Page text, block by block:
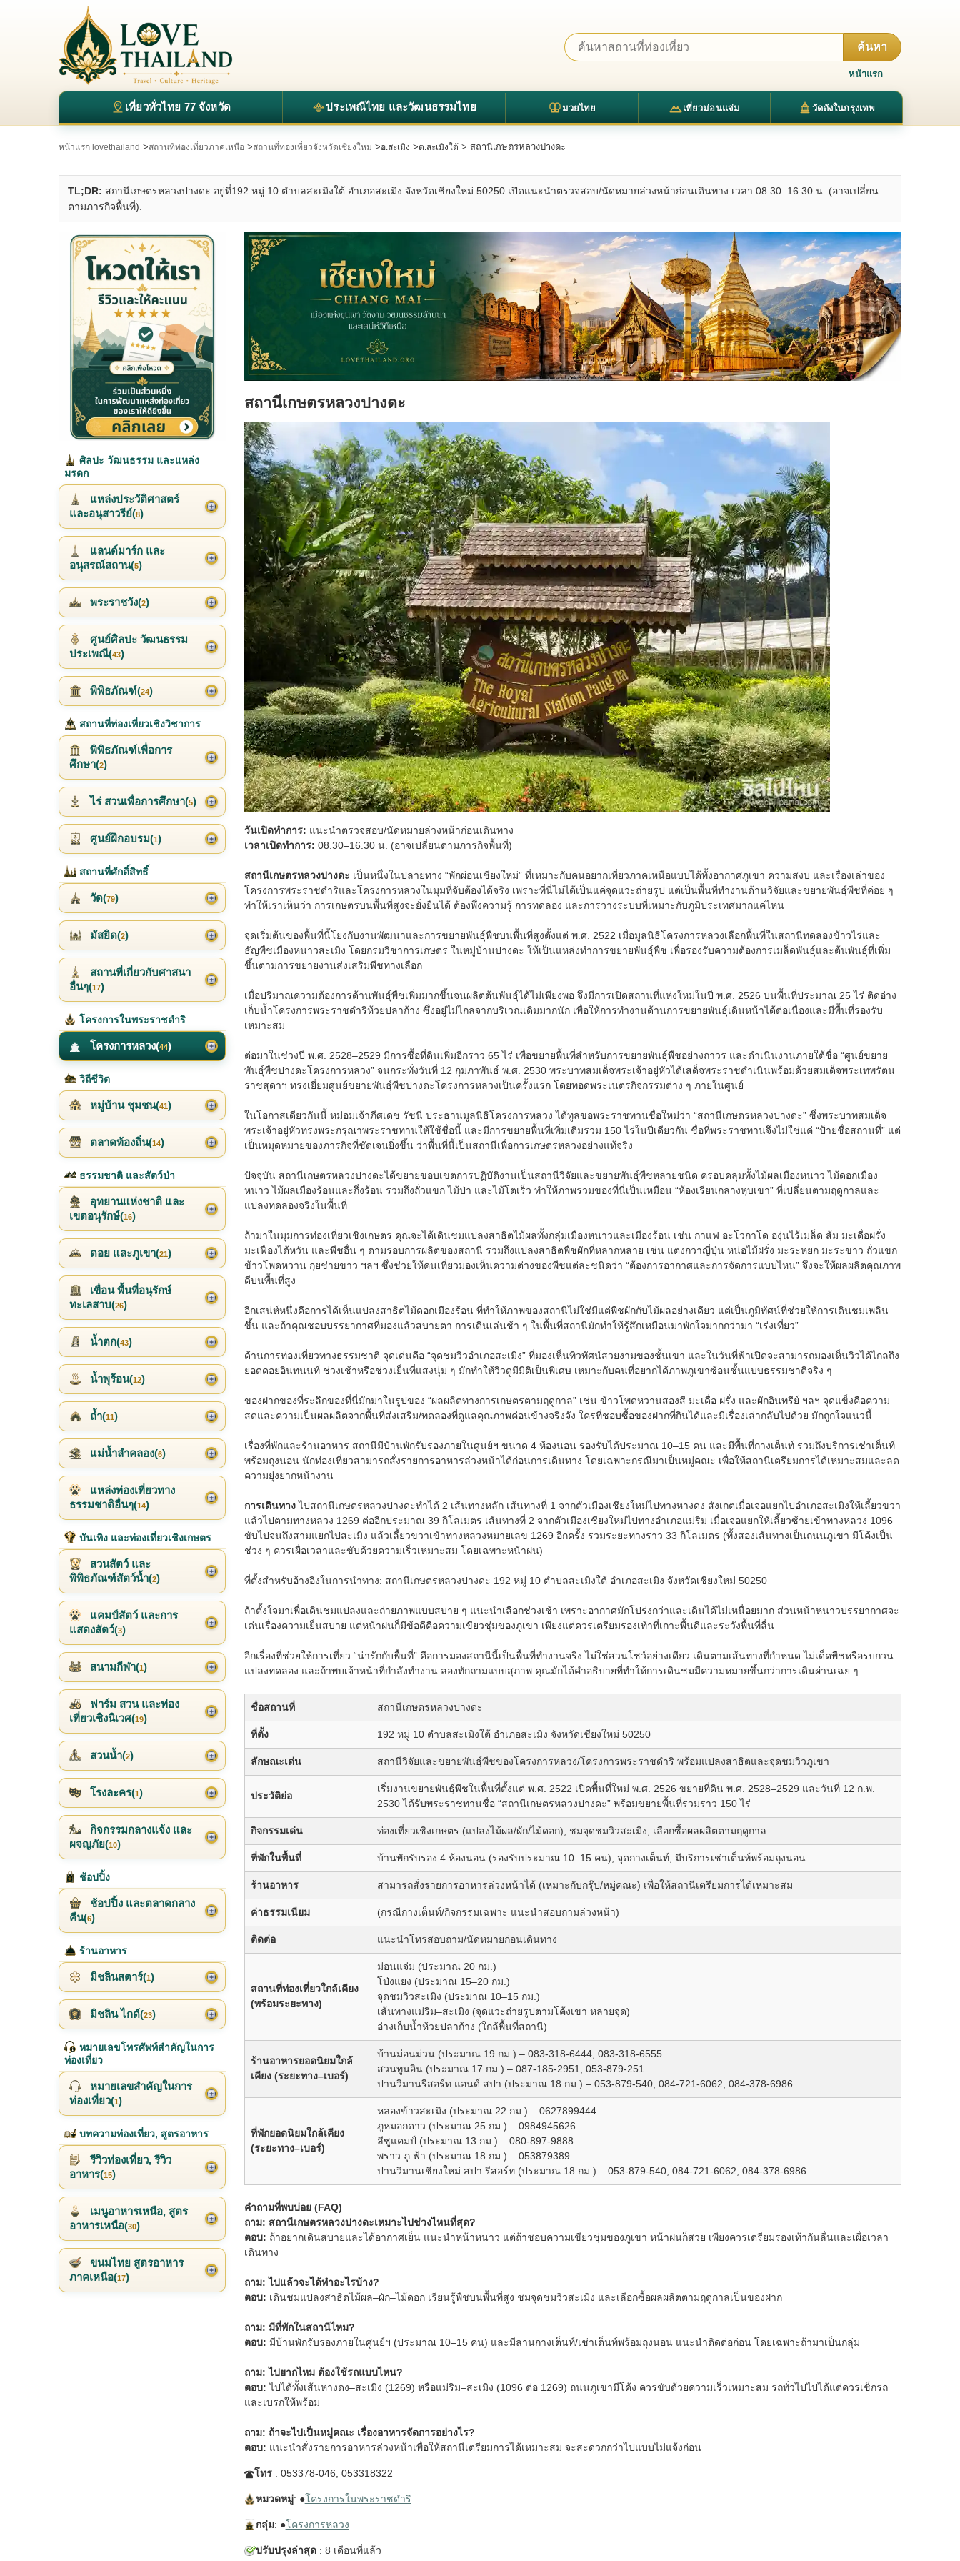
ค้นหา
หน้าแรก
เที่ยวทั่วไทย 77 จังหวัด ประเพณีไทย และวัฒนธรรมไทย มวยไทย เที่ยวม่อนแจ่ม วัดดังในกรุงเทพ
หน้าแรก lovethailand >สถานที่ท่องเที่ยวภาคเหนือ >สถานที่ท่องเที่ยวจังหวัดเชียงใหม่ >อ.สะเมิง >ต.สะเมิงใต้ > สถานีเกษตรหลวงปางดะ
TL;DR: สถานีเกษตรหลวงปางดะ อยู่ที่192 หมู่ 10 ตำบลสะเมิงใต้ อำเภอสะเมิง จังหวัดเชียงใหม่ 50250 เปิดแนะนำตรวจสอบ/นัดหมายล่วงหน้าก่อนเดินทาง เวลา 08.30–16.30 น. (อาจเปลี่ยน
ตามภารกิจพื้นที่).
สถานีเกษตรหลวงปางดะ
วันเปิดทำการ: แนะนำตรวจสอบ/นัดหมายล่วงหน้าก่อนเดินทาง
เวลาเปิดทำการ: 08.30–16.30 น. (อาจเปลี่ยนตามภารกิจพื้นที่)
สถานีเกษตรหลวงปางดะ เป็นหนึ่งในปลายทาง “พักผ่อนเชียงใหม่” ที่เหมาะกับคนอยากเที่ยวภาคเหนือแบบได้ทั้งอากาศภูเขา ความสงบ และเรื่องเล่าของ
โครงการพระราชดำริและโครงการหลวงในมุมที่จับต้องได้จริง เพราะที่นี่ไม่ได้เป็นแค่จุดแวะถ่ายรูป แต่เป็นพื้นที่ทำงานด้านวิจัยและขยายพันธุ์พืชที่ค่อย ๆ
ทำให้เราเห็นว่า การเกษตรบนพื้นที่สูงจะยั่งยืนได้ ต้องพึ่งความรู้ การทดลอง และการวางระบบที่เหมาะกับภูมิประเทศมากแค่ไหน
จุดเริ่มต้นของพื้นที่นี้โยงกับงานพัฒนาและการขยายพันธุ์พืชบนพื้นที่สูงตั้งแต่ พ.ศ. 2522 เมื่อมูลนิธิโครงการหลวงเลือกพื้นที่ในสถานีทดลองข้าวไร่และ
ธัญพืชเมืองหนาวสะเมิง โดยกรมวิชาการเกษตร ในหมู่บ้านปางดะ ให้เป็นแหล่งทำการขยายพันธุ์พืช เพื่อรองรับความต้องการเมล็ดพันธุ์และต้นพันธุ์ที่เพิ่ม
ขึ้นตามการขยายงานส่งเสริมพืชทางเลือก
เมื่อปริมาณความต้องการด้านพันธุ์พืชเพิ่มมากขึ้นจนผลิตต้นพันธุ์ได้ไม่เพียงพอ จึงมีการเปิดสถานที่แห่งใหม่ในปี พ.ศ. 2526 บนพื้นที่ประมาณ 25 ไร่ ติดอ่าง
เก็บน้ำโครงการพระราชดำริห้วยปลาก้าง ซึ่งอยู่ไม่ไกลจากบริเวณเดิมมากนัก เพื่อให้การทำงานด้านการขยายพันธุ์เดินหน้าได้ต่อเนื่องและมีพื้นที่รองรับ
เหมาะสม
ต่อมาในช่วงปี พ.ศ. 2528–2529 มีการซื้อที่ดินเพิ่มอีกราว 65 ไร่ เพื่อขยายพื้นที่สำหรับการขยายพันธุ์พืชอย่างถาวร และดำเนินงานภายใต้ชื่อ “ศูนย์ขยาย
พันธุ์พืชปางดะโครงการหลวง” จนกระทั่งวันที่ 12 กุมภาพันธ์ พ.ศ. 2530 พระบาทสมเด็จพระเจ้าอยู่หัวได้เสด็จพระราชดำเนินพร้อมด้วยสมเด็จพระเทพรัตน
ราชสุดาฯ ทรงเยี่ยมศูนย์ขยายพันธุ์พืชปางดะโครงการหลวงเป็นครั้งแรก โดยทอดพระเนตรกิจกรรมต่าง ๆ ภายในศูนย์
ในโอกาสเดียวกันนี้ หม่อมเจ้าภีศเดช รัชนี ประธานมูลนิธิโครงการหลวง ได้ทูลขอพระราชทานชื่อใหม่ว่า “สถานีเกษตรหลวงปางดะ” ซึ่งพระบาทสมเด็จ
พระเจ้าอยู่หัวทรงพระกรุณาพระราชทานให้ใช้ชื่อนี้ และมีการขยายพื้นที่เพิ่มเติมรวม 150 ไร่ในปีเดียวกัน ชื่อที่พระราชทานจึงไม่ใช่แค่ “ป้ายชื่อสถานที่” แต่
เป็นหมุดหมายของภารกิจที่ชัดเจนยิ่งขึ้น ว่าพื้นที่นี้เป็นสถานีเพื่อการเกษตรหลวงอย่างแท้จริง
ปัจจุบัน สถานีเกษตรหลวงปางดะได้ขยายขอบเขตการปฏิบัติงานเป็นสถานีวิจัยและขยายพันธุ์พืชหลายชนิด ครอบคลุมทั้งไม้ผลเมืองหนาว ไม้ดอกเมือง
หนาว ไม้ผลเมืองร้อนและกึ่งร้อน รวมถึงถั่วแขก ไม้ป่า และไม้โตเร็ว ทำให้ภาพรวมของที่นี่เป็นเหมือน “ห้องเรียนกลางหุบเขา” ที่เปลี่ยนตามฤดูกาลและ
แปลงทดลองจริงในพื้นที่
ถ้ามาในมุมการท่องเที่ยวเชิงเกษตร คุณจะได้เดินชมแปลงสาธิตไม้ผลทั้งกลุ่มเมืองหนาวและเมืองร้อน เช่น กาแฟ อะโวกาโด องุ่นไร้เมล็ด ส้ม มะเดื่อฝรั่ง
มะเฟืองไต้หวัน และพืชอื่น ๆ ตามรอบการผลิตของสถานี รวมถึงแปลงสาธิตพืชผักที่หลากหลาย เช่น แตงกวาญี่ปุ่น หน่อไม้ฝรั่ง มะระหยก มะระขาว ถั่วแขก
ข้าวโพดหวาน กุยช่ายขาว ฯลฯ ซึ่งช่วยให้คนเที่ยวมองเห็นความต่างของพืชแต่ละชนิดว่า “ต้องการอากาศและการจัดการแบบไหน” จึงจะให้ผลผลิตคุณภาพ
ดีบนพื้นที่สูง
อีกเสน่ห์หนึ่งคือการได้เห็นแปลงสาธิตไม้ดอกเมืองร้อน ที่ทำให้ภาพของสถานีไม่ใช่มีแต่พืชผักกับไม้ผลอย่างเดียว แต่เป็นภูมิทัศน์ที่ช่วยให้การเดินชมเพลิน
ขึ้น และถ้าคุณชอบบรรยากาศที่มองแล้วสบายตา การเดินเล่นช้า ๆ ในพื้นที่สถานีมักทำให้รู้สึกเหมือนมาพักใจมากกว่ามา “เร่งเที่ยว”
ด้านการท่องเที่ยวทางธรรมชาติ จุดเด่นคือ “จุดชมวิวอำเภอสะเมิง” ที่มองเห็นทิวทัศน์สวยงามของชั้นเขา และในวันที่ฟ้าเปิดจะสามารถมองเห็นวิวได้ไกลถึง
ยอดดอยอินทนนท์ ช่วงเช้าหรือช่วงเย็นที่แสงนุ่ม ๆ มักทำให้วิวดูมีมิติเป็นพิเศษ เหมาะกับคนที่อยากได้ภาพภูเขาซ้อนชั้นแบบธรรมชาติจริง ๆ
ของฝากของที่ระลึกของที่นี่มักมาในรูปของ “ผลผลิตทางการเกษตรตามฤดูกาล” เช่น ข้าวโพดหวานสองสี มะเดื่อ ฝรั่ง และผักอินทรีย์ ฯลฯ จุดแข็งคือความ
สดและความเป็นผลผลิตจากพื้นที่ส่งเสริม/ทดลองที่ดูแลคุณภาพค่อนข้างจริงจัง ใครที่ชอบซื้อของฝากที่กินได้และมีเรื่องเล่ากลับไปด้วย มักถูกใจแนวนี้
เรื่องที่พักและร้านอาหาร สถานีมีบ้านพักรับรองภายในศูนย์ฯ ขนาด 4 ห้องนอน รองรับได้ประมาณ 10–15 คน และมีพื้นที่กางเต็นท์ รวมถึงบริการเช่าเต็นท์
พร้อมถุงนอน นักท่องเที่ยวสามารถสั่งรายการอาหารล่วงหน้าได้ก่อนการเดินทาง โดยเฉพาะกรณีมาเป็นหมู่คณะ เพื่อให้สถานีเตรียมการได้เหมาะสมและลด
ความยุ่งยากหน้างาน
การเดินทางไปสถานีเกษตรหลวงปางดะทำได้ 2 เส้นทางหลัก เส้นทางที่ 1 จากตัวเมืองเชียงใหม่ไปทางหางดง สังเกตเมื่อเจอแยกไปอำเภอสะเมิงให้เลี้ยวขวา
แล้วไปตามทางหลวง 1269 ต่ออีกประมาณ 39 กิโลเมตร เส้นทางที่ 2 จากตัวเมืองเชียงใหม่ไปทางอำเภอแม่ริม เมื่อเจอแยกให้เลี้ยวซ้ายเข้าทางหลวง 1096
ขับไปจนถึงสามแยกไปสะเมิง แล้วเลี้ยวขวาเข้าทางหลวงหมายเลข 1269 อีกครั้ง รวมระยะทางราว 33 กิโลเมตร (ทั้งสองเส้นทางเป็นถนนภูเขา มีโค้งเป็น
ช่วง ๆ ควรเผื่อเวลาและขับด้วยความเร็วเหมาะสม โดยเฉพาะหน้าฝน)
ที่ตั้งสำหรับอ้างอิงในการนำทาง: สถานีเกษตรหลวงปางดะ 192 หมู่ 10 ตำบลสะเมิงใต้ อำเภอสะเมิง จังหวัดเชียงใหม่ 50250
ถ้าตั้งใจมาเพื่อเดินชมแปลงและถ่ายภาพแบบสบาย ๆ แนะนำเลือกช่วงเช้า เพราะอากาศมักโปร่งกว่าและเดินได้ไม่เหนื่อยมาก ส่วนหน้าหนาวบรรยากาศจะ
เด่นเรื่องความเย็นสบาย แต่หน้าฝนก็มีข้อดีคือความเขียวชุ่มของภูเขา เพียงแต่ควรเตรียมรองเท้าที่เกาะพื้นดีและระวังพื้นที่ลื่น
อีกเรื่องที่ช่วยให้การเที่ยว “น่ารักกับพื้นที่” คือการมองสถานีนี้เป็นพื้นที่ทำงานจริง ไม่ใช่สวนโชว์อย่างเดียว เดินตามเส้นทางที่กำหนด ไม่เด็ดพืชหรือรบกวน
แปลงทดลอง และถ้าพบเจ้าหน้าที่กำลังทำงาน ลองทักถามแบบสุภาพ คุณมักได้คำอธิบายที่ทำให้การเดินชมมีความหมายขึ้นกว่าการเดินผ่านเฉย ๆ
ชื่อสถานที่ สถานีเกษตรหลวงปางดะ
ที่ตั้ง 192 หมู่ 10 ตำบลสะเมิงใต้ อำเภอสะเมิง จังหวัดเชียงใหม่ 50250
ลักษณะเด่น สถานีวิจัยและขยายพันธุ์พืชของโครงการหลวง/โครงการพระราชดำริ พร้อมแปลงสาธิตและจุดชมวิวภูเขา
ประวัติย่อ
เริ่มงานขยายพันธุ์พืชในพื้นที่ตั้งแต่ พ.ศ. 2522 เปิดพื้นที่ใหม่ พ.ศ. 2526 ขยายที่ดิน พ.ศ. 2528–2529 และวันที่ 12 ก.พ.
2530 ได้รับพระราชทานชื่อ “สถานีเกษตรหลวงปางดะ” พร้อมขยายพื้นที่รวมราว 150 ไร่
กิจกรรมเด่น ท่องเที่ยวเชิงเกษตร (แปลงไม้ผล/ผัก/ไม้ดอก), ชมจุดชมวิวสะเมิง, เลือกซื้อผลผลิตตามฤดูกาล
ที่พักในพื้นที่ บ้านพักรับรอง 4 ห้องนอน (รองรับประมาณ 10–15 คน), จุดกางเต็นท์, มีบริการเช่าเต็นท์พร้อมถุงนอน
ร้านอาหาร สามารถสั่งรายการอาหารล่วงหน้าได้ (เหมาะกับกรุ๊ป/หมู่คณะ) เพื่อให้สถานีเตรียมการได้เหมาะสม
ค่าธรรมเนียม (กรณีกางเต็นท์/กิจกรรมเฉพาะ แนะนำสอบถามล่วงหน้า)
ติดต่อ แนะนำโทรสอบถาม/นัดหมายก่อนเดินทาง
สถานที่ท่องเที่ยวใกล้เคียง
(พร้อมระยะทาง)
ม่อนแจ่ม (ประมาณ 20 กม.)
โป่งแยง (ประมาณ 15–20 กม.)
จุดชมวิวสะเมิง (ประมาณ 10–15 กม.)
เส้นทางแม่ริม–สะเมิง (จุดแวะถ่ายรูปตามโค้งเขา หลายจุด)
อ่างเก็บน้ำห้วยปลาก้าง (ใกล้พื้นที่สถานี)
ร้านอาหารยอดนิยมใกล้
เคียง (ระยะทาง–เบอร์)
บ้านม่อนม่วน (ประมาณ 19 กม.) – 083-318-6444, 083-318-6555
สวนทูนอิน (ประมาณ 17 กม.) – 087-185-2951, 053-879-251
ปานวิมานรีสอร์ท แอนด์ สปา (ประมาณ 18 กม.) – 053-879-540, 084-721-6062, 084-378-6986
ที่พักยอดนิยมใกล้เคียง
(ระยะทาง–เบอร์)
หลองข้าวสะเมิง (ประมาณ 22 กม.) – 0627899444
ภูหมอกดาว (ประมาณ 25 กม.) – 0984945626
ลีซูแคมป์ (ประมาณ 13 กม.) – 080-897-9888
พราว ภู ฟ้า (ประมาณ 18 กม.) – 053879389
ปานวิมานเชียงใหม่ สปา รีสอร์ท (ประมาณ 18 กม.) – 053-879-540, 084-721-6062, 084-378-6986
คำถามที่พบบ่อย (FAQ)
ถาม: สถานีเกษตรหลวงปางดะเหมาะไปช่วงไหนที่สุด?
ตอบ: ถ้าอยากเดินสบายและได้อากาศเย็น แนะนำหน้าหนาว แต่ถ้าชอบความเขียวชุ่มของภูเขา หน้าฝนก็สวย เพียงควรเตรียมรองเท้ากันลื่นและเผื่อเวลา
เดินทาง
ถาม: ไปแล้วจะได้ทำอะไรบ้าง?
ตอบ: เดินชมแปลงสาธิตไม้ผล–ผัก–ไม้ดอก เรียนรู้พืชบนพื้นที่สูง ชมจุดชมวิวสะเมิง และเลือกซื้อผลผลิตตามฤดูกาลเป็นของฝาก
ถาม: มีที่พักในสถานีไหม?
ตอบ: มีบ้านพักรับรองภายในศูนย์ฯ (ประมาณ 10–15 คน) และมีลานกางเต็นท์/เช่าเต็นท์พร้อมถุงนอน แนะนำติดต่อก่อน โดยเฉพาะถ้ามาเป็นกลุ่ม
ถาม: ไปยากไหม ต้องใช้รถแบบไหน?
ตอบ: ไปได้ทั้งเส้นหางดง–สะเมิง (1269) หรือแม่ริม–สะเมิง (1096 ต่อ 1269) ถนนภูเขามีโค้ง ควรขับด้วยความเร็วเหมาะสม รถทั่วไปไปได้แต่ควรเช็กรถ
และเบรกให้พร้อม
ถาม: ถ้าจะไปเป็นหมู่คณะ เรื่องอาหารจัดการอย่างไร?
ตอบ: แนะนำสั่งรายการอาหารล่วงหน้าเพื่อให้สถานีเตรียมการได้เหมาะสม จะสะดวกกว่าไปแบบไม่แจ้งก่อน
โทร: 053378-046, 053318322
หมวดหมู่: ●โครงการในพระราชดำริ
กลุ่ม: ●โครงการหลวง
ปรับปรุงล่าสุด: 8 เดือนที่แล้ว
ศิลปะ วัฒนธรรม และแหล่ง
มรดก
แหล่งประวัติศาสตร์
และอนุสาวรีย์(8)
แลนด์มาร์ก และ
อนุสรณ์สถาน(5)
พระราชวัง(2)
ศูนย์ศิลปะ วัฒนธรรม
ประเพณี(43)
พิพิธภัณฑ์(24)
สถานที่ท่องเที่ยวเชิงวิชาการ
พิพิธภัณฑ์เพื่อการ
ศึกษา(2)
ไร่ สวนเพื่อการศึกษา(5)
ศูนย์ฝึกอบรม(1)
สถานที่ศักดิ์สิทธิ์
วัด(79)
มัสยิด(2)
สถานที่เกี่ยวกับศาสนา
อื่นๆ(17)
โครงการในพระราชดำริ
โครงการหลวง(44)
วิถีชีวิต
หมู่บ้าน ชุมชน(41)
ตลาดท้องถิ่น(14)
ธรรมชาติ และสัตว์ป่า
อุทยานแห่งชาติ และ
เขตอนุรักษ์(16)
ดอย และภูเขา(21)
เขื่อน พื้นที่อนุรักษ์
ทะเลสาบ(26)
น้ำตก(43)
น้ำพุร้อน(12)
ถ้ำ(11)
แม่น้ำลำคลอง(6)
แหล่งท่องเที่ยวทาง
ธรรมชาติอื่นๆ(14)
บันเทิง และท่องเที่ยวเชิงเกษตร
สวนสัตว์ และ
พิพิธภัณฑ์สัตว์น้ำ(2)
แคมป์สัตว์ และการ
แสดงสัตว์(3)
สนามกีฬา(1)
ฟาร์ม สวน และท่อง
เที่ยวเชิงนิเวศ(19)
สวนน้ำ(2)
โรงละคร(1)
กิจกรรมกลางแจ้ง และ
ผจญภัย(10)
ช้อปปิ้ง
ช้อปปิ้ง และตลาดกลาง
คืน(6)
ร้านอาหาร
มิชลินสตาร์(1)
มิชลิน ไกด์(23)
หมายเลขโทรศัพท์สำคัญในการ
ท่องเที่ยว
หมายเลขสำคัญในการ
ท่องเที่ยว(1)
บทความท่องเที่ยว, สูตรอาหาร
รีวิวท่องเที่ยว, รีวิว
อาหาร(15)
เมนูอาหารเหนือ, สูตร
อาหารเหนือ(30)
ขนมไทย สูตรอาหาร
ภาคเหนือ(17)